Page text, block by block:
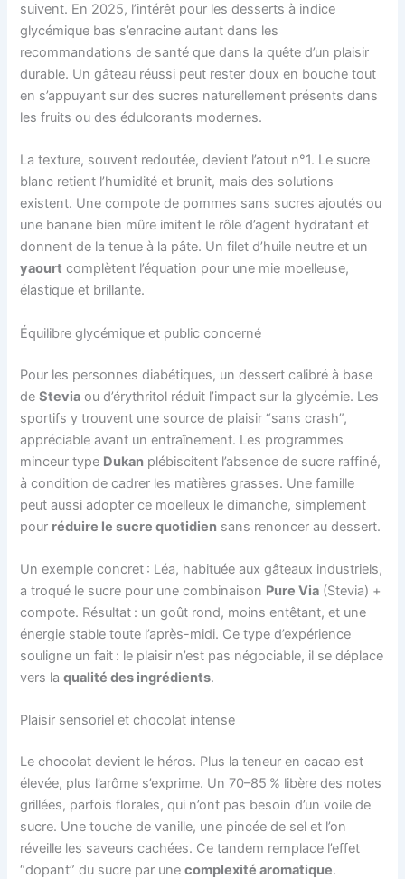
suivent. En 2025, l’intérêt pour les desserts à indice
glycémique bas s’enracine autant dans les
recommandations de santé que dans la quête d’un plaisir
durable. Un gâteau réussi peut rester doux en bouche tout
en s’appuyant sur des sucres naturellement présents dans
les fruits ou des édulcorants modernes.
La texture, souvent redoutée, devient l’atout n°1. Le sucre
blanc retient l’humidité et brunit, mais des solutions
existent. Une compote de pommes sans sucres ajoutés ou
une banane bien mûre imitent le rôle d’agent hydratant et
donnent de la tenue à la pâte. Un filet d’huile neutre et un
yaourt complètent l’équation pour une mie moelleuse,
élastique et brillante.
Équilibre glycémique et public concerné
Pour les personnes diabétiques, un dessert calibré à base
deStevia ou d’érythritol réduit l’impact sur la glycémie. Les
sportifs y trouvent une source de plaisir “sans crash”,
appréciable avant un entraînement. Les programmes
minceur type Dukan plébiscitent l’absence de sucre raffiné,
à condition de cadrer les matières grasses. Une famille
peut aussi adopter ce moelleux le dimanche, simplement
pour réduire le sucre quotidien sans renoncer au dessert.
Un exemple concret : Léa, habituée aux gâteaux industriels,
a troqué le sucre pour une combinaison Pure Via (Stevia) +
compote. Résultat : un goût rond, moins entêtant, et une
énergie stable toute l’après-midi. Ce type d’expérience
souligne un fait : le plaisir n’est pas négociable, il se déplace
vers laqualité des ingrédients.
Plaisir sensoriel et chocolat intense
Le chocolat devient le héros. Plus la teneur en cacao est
élevée, plus l’arôme s’exprime. Un 70–85 % libère des notes
grillées, parfois florales, qui n’ont pas besoin d’un voile de
sucre. Une touche de vanille, une pincée de sel et l’on
réveille les saveurs cachées. Ce tandem remplace l’effet
“dopant” du sucre par unecomplexité aromatique.